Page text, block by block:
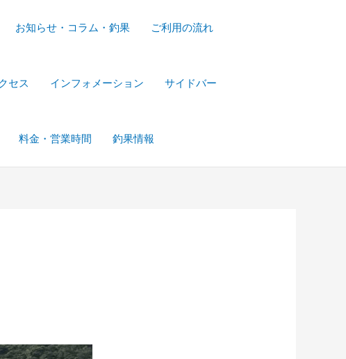
お知らせ・コラム・釣果 ご利用の流れ
セス インフォメーション サイドバー
料金・営業時間 釣果情報